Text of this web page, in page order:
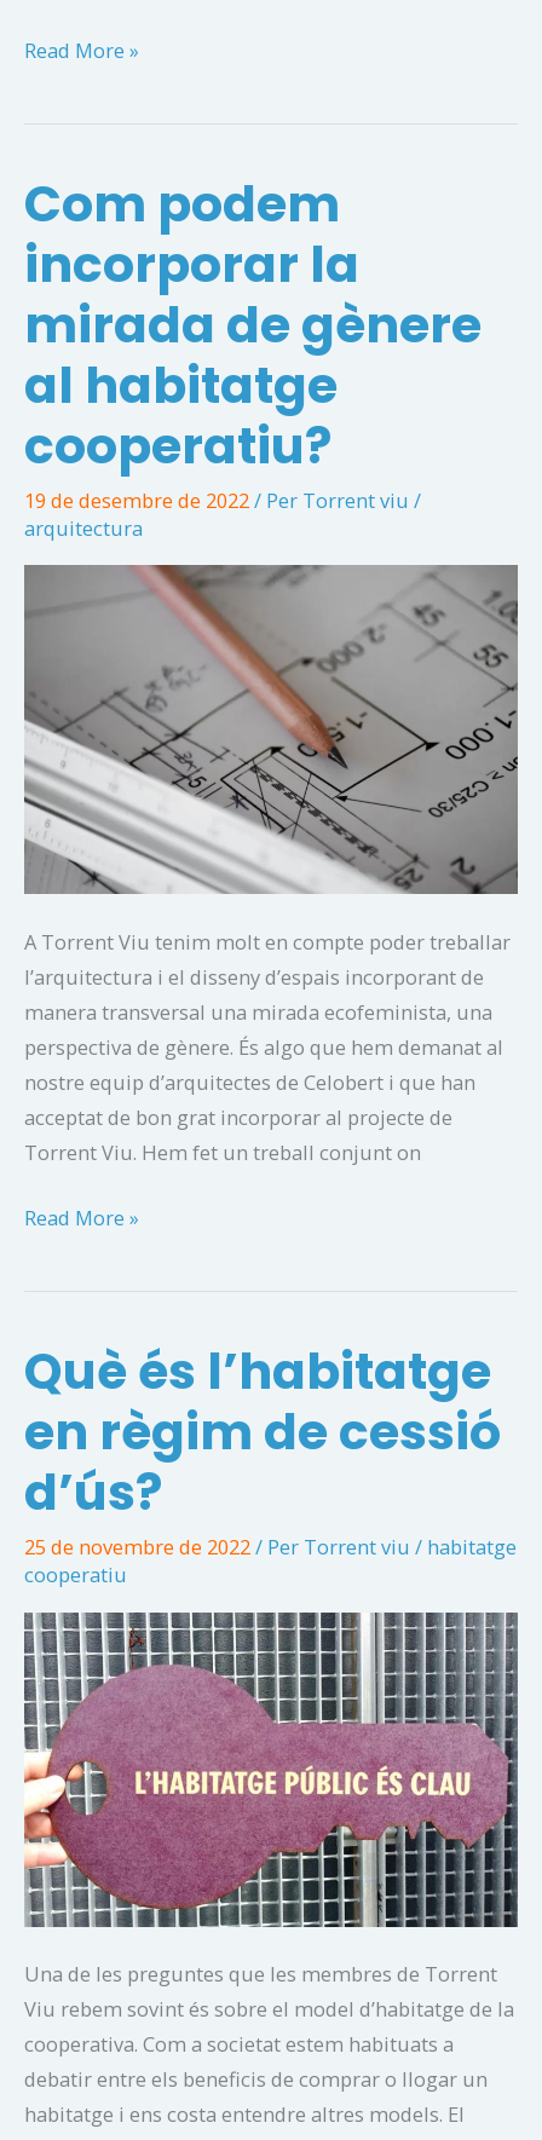
Torrent
s’incorpora
Habicoop
Read More »
Com podem
incorporar la
mirada de gènere
al habitatge
cooperatiu?
19 de desembre de 2022/ Per Torrent viu /
arquitectura
A Torrent Viu tenim molt en compte poder treballar
l’arquitectura i el disseny d’espais incorporant de
manera transversal una mirada ecofeminista, una
perspectiva de gènere. És algo que hem demanat al
nostre equip d’arquitectes de Celobert i que han
acceptat de bon grat incorporar al projecte de
Torrent Viu. Hem fet un treball conjunt on
Com
incorporar
mirada
de
gènere
habitatge
Read More »
Què és l’habitatge
en règim de cessió
d’ús?
25 de novembre de 2022/ Per Torrent viu / habitatge
cooperatiu
Una de les preguntes que les membres de Torrent
Viu rebem sovint és sobre el model d’habitatge de la
cooperativa. Com a societat estem habituats a
debatir entre els beneficis de comprar o llogar un
habitatge i ens costa entendre altres models. El